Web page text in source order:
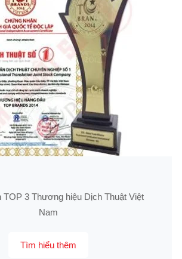
TOP 3 Thương hiệu Dịch Thuật Việt
Nam
Tìm hiểu thêm